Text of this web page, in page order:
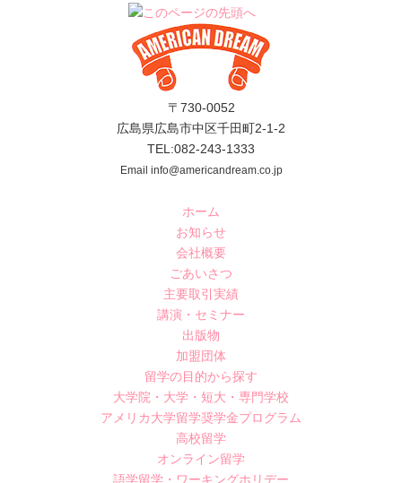
〒730-0052
広島県広島市中区千田町2-1-2
TEL:082-243-1333
Email info@americandream.co.jp
ホーム
お知らせ
会社概要
ごあいさつ
主要取引実績
講演・セミナー
出版物
加盟団体
留学の目的から探す
大学院・大学・短大・専門学校
アメリカ大学留学奨学金プログラム
高校留学
オンライン留学
語学留学・ワーキングホリデー